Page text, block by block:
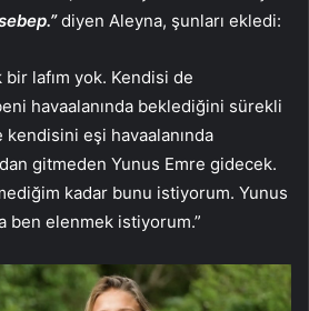
diyen Aleyna, şunları ekledi:
bir lafım yok. Kendisi de
havaalanında beklediğini sürekli
eşi havaalanında
gitmeden Yunus Emre gidecek.
kadar bunu istiyorum. Yunus
ben elenmek istiyorum.”